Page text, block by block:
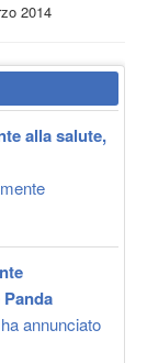
2014
alla salute,
annunciato